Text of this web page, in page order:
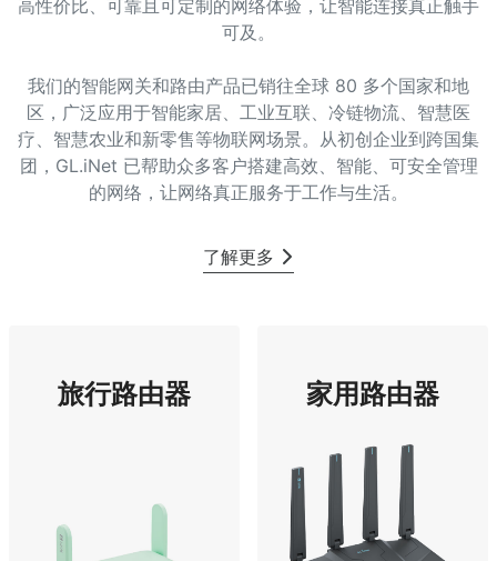
高性价比、可靠且可定制的网络体验，让智能连接真正触手
可及。
我们的智能网关和路由产品已销往全球 80 多个国家和地
区，广泛应用于智能家居、工业互联、冷链物流、智慧医
疗、智慧农业和新零售等物联网场景。从初创企业到跨国集
团，GL.iNet 已帮助众多客户搭建高效、智能、可安全管理
的网络，让网络真正服务于工作与生活。
了解更多
旅行路由器 家用路由器